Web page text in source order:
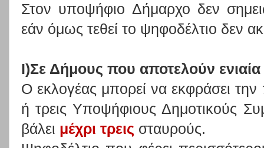
Στον υποψήφιο Δήμαρχο δεν
εάν όμως τεθεί το ψηφοδέλτιο δεν
Ι)Σε Δήμους που αποτελούν ενιαία
Ο εκλογέας μπορεί να εκφράσει
ή τρεις Υποψήφιους Δημοτικούς
βάλει μέχρι τρεις σταυρούς.